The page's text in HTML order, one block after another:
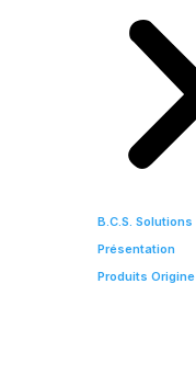
B.C.S. Solutions
Présentation
Produits Origine